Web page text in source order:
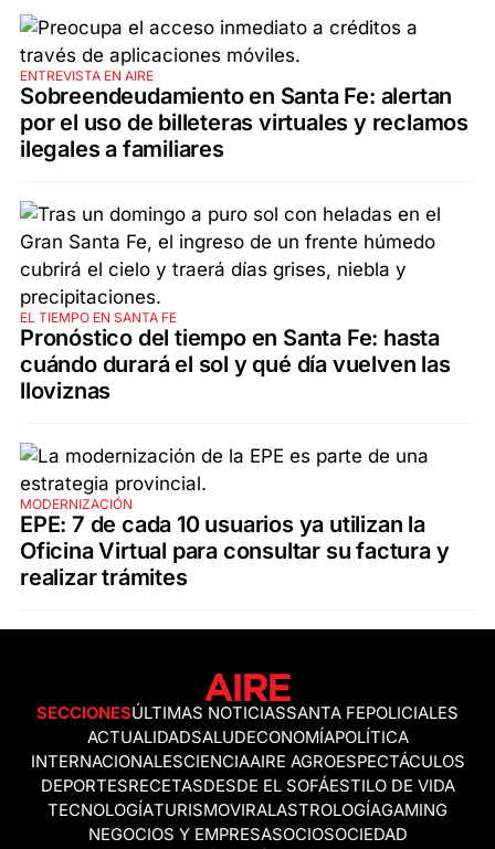
ENTREVISTA EN AIRE
Sobreendeudamiento en Santa Fe: alertan
por el uso de billeteras virtuales y reclamos
ilegales a familiares
EL TIEMPO EN SANTA FE
Pronóstico del tiempo en Santa Fe: hasta
cuándo durará el sol y qué día vuelven las
lloviznas
MODERNIZACIÓN
EPE: 7 de cada 10 usuarios ya utilizan la
Oficina Virtual para consultar su factura y
realizar trámites
SECCIONESÚLTIMAS NOTICIASSANTA FEPOLICIALES
ACTUALIDADSALUDECONOMÍAPOLÍTICA
INTERNACIONALESCIENCIAAIRE AGROESPECTÁCULOS
DEPORTESRECETASDESDE EL SOFÁESTILO DE VIDA
TECNOLOGÍATURISMOVIRALASTROLOGÍAGAMING
NEGOCIOS Y EMPRESASOCIOSOCIEDAD